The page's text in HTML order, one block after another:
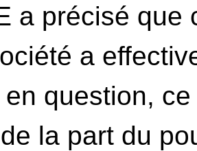
a précisé que
a
question,
la part du